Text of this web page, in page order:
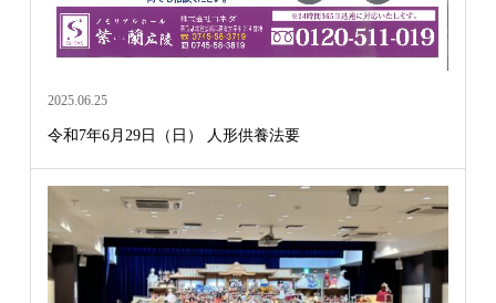
2025.06.25
令和7年6月29日（日） 人形供養法要